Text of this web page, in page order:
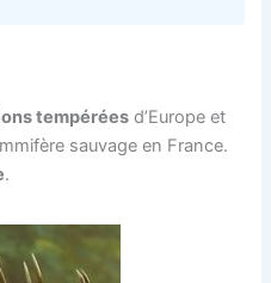
tempérées d’Europe et
sauvage en France.
.